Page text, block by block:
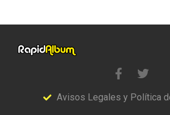
Avisos Legales y Política